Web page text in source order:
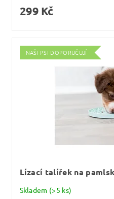
299 Kč
NAŠI PSI DOPORUČUJÍ
Lízací talířek na
Skladem (>5 ks)